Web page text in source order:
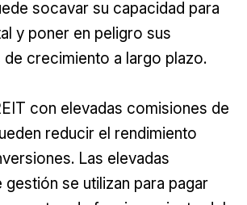
socavar su capacidad para
y poner en peligro sus
crecimiento a largo plazo.
con elevadas comisiones de
reducir el rendimiento
Las elevadas
se utilizan para pagar